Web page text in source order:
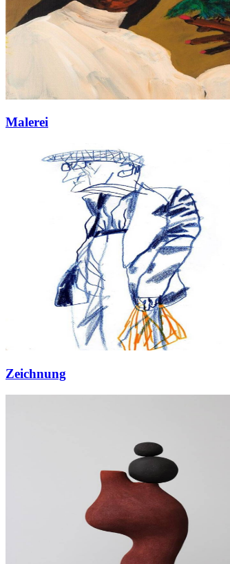
Malerei
Zeichnung